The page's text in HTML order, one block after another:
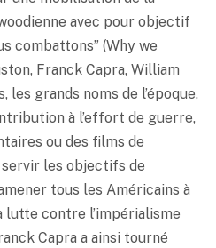
avec pour objectif
combattons” (Why we
Franck Capra, William
grands noms de l’époque,
à l’effort de guerre,
ou des films de
les objectifs de
tous les Américains à
contre l’impérialisme
Capra a ainsi tourné